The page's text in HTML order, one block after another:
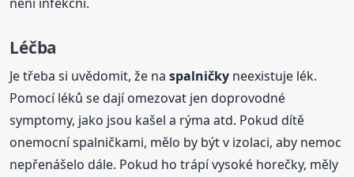
Léčba
Je třeba si uvědomit, že naspalničky neexistuje lék.
Pomocí léků se dají omezovat jen doprovodné
symptomy, jako jsou kašel a rýma atd. Pokud dítě
onemocní spalničkami, mělo by být v izolaci, aby nemoc
nepřenášelo dále. Pokud ho trápí vysoké horečky, měly